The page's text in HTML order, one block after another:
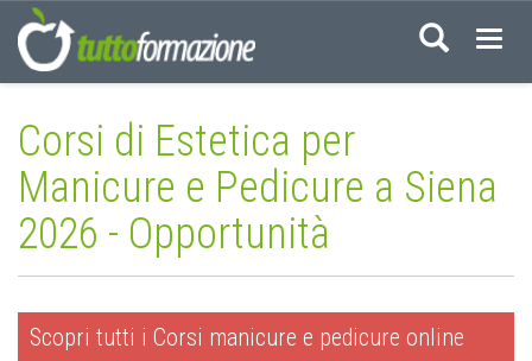
Corsi di Estetica per
Manicure e Pedicure a Siena
2026 - Opportunità
Scopri tutti i Corsi manicure e pedicure online